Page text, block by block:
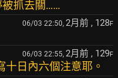
被抓去關……
06/03 22:50, 2月前 , 128F
06/03 22:55, 2月前 , 129F
日內六個注意耶。